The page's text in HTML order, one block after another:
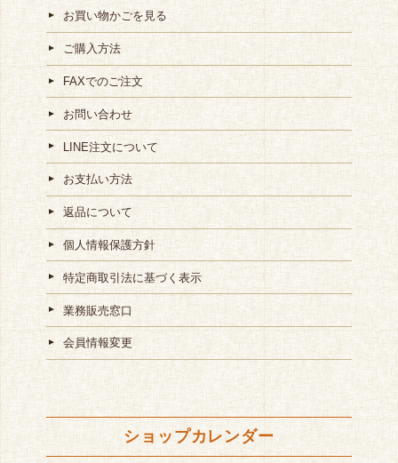
お買い物かごを見る
ご購入方法
FAXでのご注文
お問い合わせ
LINE注文について
お支払い方法
返品について
個人情報保護方針
特定商取引法に基づく表示
業務販売窓口
会員情報変更
ショップカレンダー